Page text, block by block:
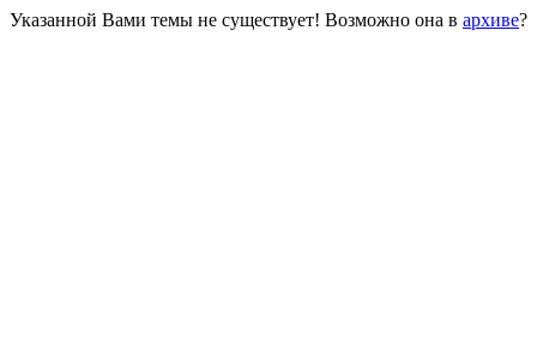
Указанной Вами темы не существует! Возможно она в архиве?